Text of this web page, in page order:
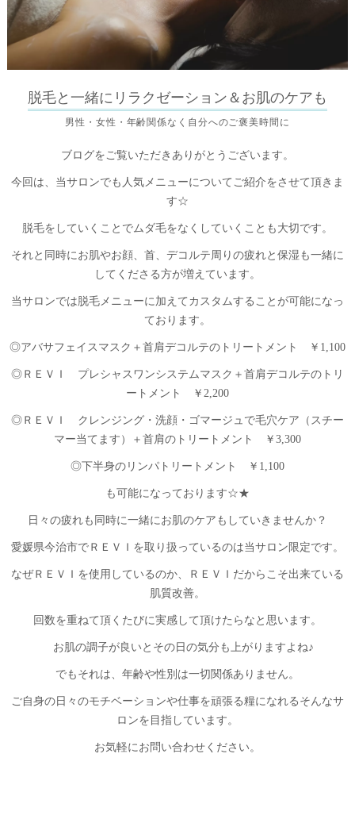
脱毛と一緒にリラクゼーション＆お肌のケアも
男性・女性・年齢関係なく自分へのご褒美時間に
ブログをご覧いただきありがとうございます。
今回は、当サロンでも人気メニューについてご紹介をさせて頂きま
す☆
脱毛をしていくことでムダ毛をなくしていくことも大切です。
それと同時にお肌やお顔、首、デコルテ周りの疲れと保湿も一緒に
してくださる方が増えています。
当サロンでは脱毛メニューに加えてカスタムすることが可能になっ
ております。
◎アバサフェイスマスク＋首肩デコルテのトリートメント ￥1,100
◎ＲＥＶＩ プレシャスワンシステムマスク＋首肩デコルテのトリ
ートメント ￥2,200
◎ＲＥＶＩ クレンジング・洗顔・ゴマージュで毛穴ケア（スチー
マー当てます）＋首肩のトリートメント ￥3,300
◎下半身のリンパトリートメント ￥1,100
も可能になっております☆★
日々の疲れも同時に一緒にお肌のケアもしていきませんか？
愛媛県今治市でＲＥＶＩを取り扱っているのは当サロン限定です。
なぜＲＥＶＩを使用しているのか、ＲＥＶＩだからこそ出来ている
肌質改善。
回数を重ねて頂くたびに実感して頂けたらなと思います。
お肌の調子が良いとその日の気分も上がりますよね♪
でもそれは、年齢や性別は一切関係ありません。
ご自身の日々のモチベーションや仕事を頑張る糧になれるそんなサ
ロンを目指しています。
お気軽にお問い合わせください。